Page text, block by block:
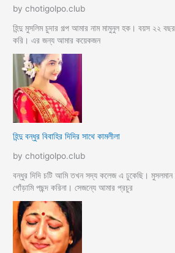
by chotigolpo.club
হিন্দু মুসলিম চুদার গল্প আমার নাম মামুনুল হক। বয়স ২২
করি। এর জন্য আমার কয়েকজন
হিন্দু বন্ধুর বিবাহির দিদির সাথে কামলীলা
by chotigolpo.club
বন্ধুর দিদি চটি আমি তখন সদ্য কলেজ এ ঢুকেছি। মুসলমান
গোঁড়ামি পছন্দ করিনা। সেজন্যে আমার প্রচুর